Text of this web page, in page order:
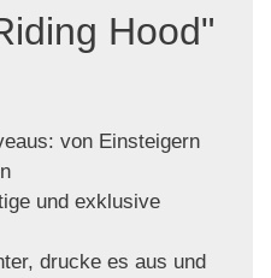
Hood"
von Einsteigern
und exklusive
drucke es aus und